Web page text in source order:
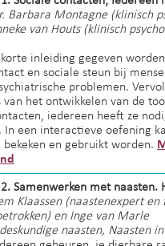
Barbara Montagne (klinisch
van Houts (klinisch
korte inleiding gegeven
en sociale steun bij
problemen.
van het ontwikkelen van de
iedereen heeft ze
In een interactieve oefening
bekeken en gebruikt worden.
Samenwerken met naasten.
Klaassen (naastenexpert en
en Inge van Marle
naasten, Naasten